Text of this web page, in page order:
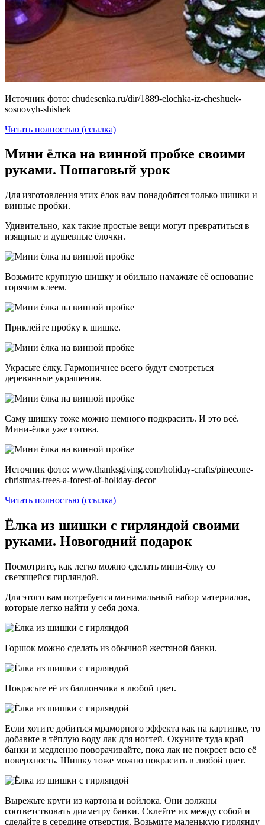
Источник фото: chudesenka.ru/dir/1889-elochka-iz-cheshuek-
sosnovyh-shishek
Читать полностью (ссылка)
Мини ёлка на винной пробке своими
руками. Пошаговый урок
Для изготовления этих ёлок вам понадобятся только шишки и
винные пробки.
Удивительно, как такие простые вещи могут превратиться в
изящные и душевные ёлочки.
Возьмите крупную шишку и обильно намажьте её основание
горячим клеем.
Приклейте пробку к шишке.
Украсьте ёлку. Гармоничнее всего будут смотреться
деревянные украшения.
Саму шишку тоже можно немного подкрасить. И это всё.
Мини-ёлка уже готова.
Источник фото: www.thanksgiving.com/holiday-crafts/pinecone-
christmas-trees-a-forest-of-holiday-decor
Читать полностью (ссылка)
Ёлка из шишки с гирляндой своими
руками. Новогодний подарок
Посмотрите, как легко можно сделать мини-ёлку со
светящейся гирляндой.
Для этого вам потребуется минимальный набор материалов,
которые легко найти у себя дома.
Горшок можно сделать из обычной жестяной банки.
Покрасьте её из баллончика в любой цвет.
Если хотите добиться мраморного эффекта как на картинке, то
добавьте в тёплую воду лак для ногтей. Окуните туда край
банки и медленно поворачивайте, пока лак не покроет всю её
поверхность. Шишку тоже можно покрасить в любой цвет.
Вырежьте круги из картона и войлока. Они должны
соответствовать диаметру банки. Склейте их между собой и
сделайте в середине отверстия. Возьмите маленькую гирлянду